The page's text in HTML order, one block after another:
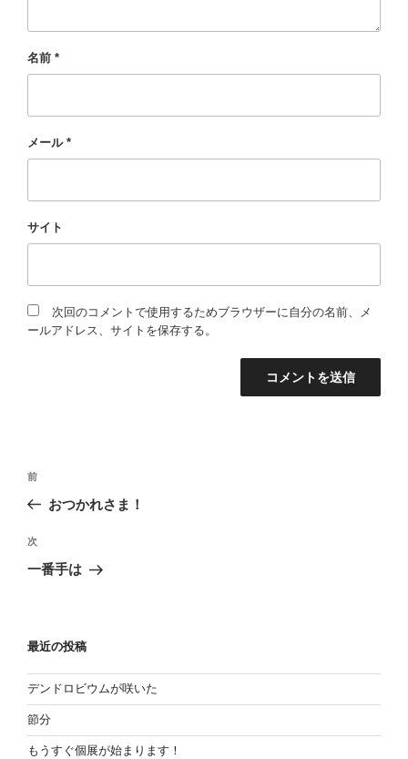
名前 *
メール *
サイト
次回のコメントで使用するためブラウザーに自分の名前、メ
ールアドレス、サイトを保存する。
投
ビ
ゲ
ョ
ン
過
の
稿
前
おつかれさま！
次
次
一番手は
最近の投稿
デンドロビウムが咲いた
節分
もうすぐ個展が始まります！